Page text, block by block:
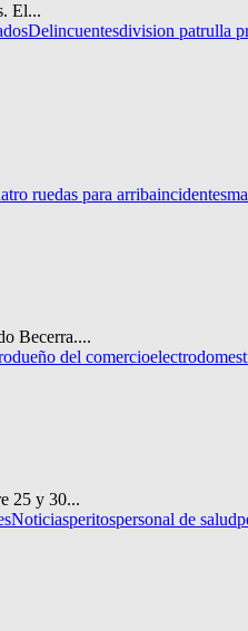
El...
Delincuentesdivision patrulla
ruedas para arribaincidentes
Becerra....
dueño del comercio
25 y 30...
Noticiasperitospersonal de salud